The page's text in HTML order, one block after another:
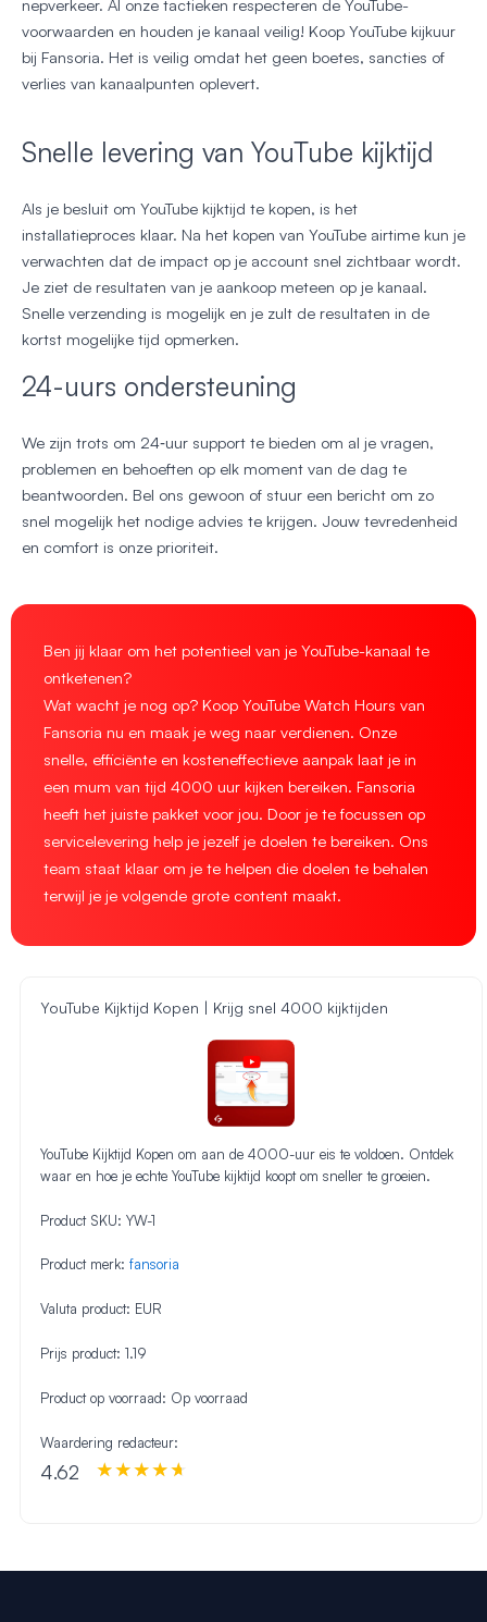
nepverkeer. Al onze tactieken respecteren de YouTube-
voorwaarden en houden je kanaal veilig! Koop YouTube kijkuur
bij Fansoria. Het is veilig omdat het geen boetes, sancties of
verlies van kanaalpunten oplevert.
Snelle levering van YouTube kijktijd
Als je besluit om YouTube kijktijd te kopen, is het
installatieproces klaar. Na het kopen van YouTube airtime kun je
verwachten dat de impact op je account snel zichtbaar wordt.
Je ziet de resultaten van je aankoop meteen op je kanaal.
Snelle verzending is mogelijk en je zult de resultaten in de
kortst mogelijke tijd opmerken.
24-uurs ondersteuning
We zijn trots om 24‑uur support te bieden om al je vragen,
problemen en behoeften op elk moment van de dag te
beantwoorden. Bel ons gewoon of stuur een bericht om zo
snel mogelijk het nodige advies te krijgen. Jouw tevredenheid
en comfort is onze prioriteit.
Ben jij klaar om het potentieel van je YouTube-kanaal te
ontketenen?
Wat wacht je nog op? Koop YouTube Watch Hours van
Fansoria nu en maak je weg naar verdienen. Onze
snelle, efficiënte en kosteneffectieve aanpak laat je in
een mum van tijd 4000 uur kijken bereiken. Fansoria
heeft het juiste pakket voor jou. Door je te focussen op
servicelevering help je jezelf je doelen te bereiken. Ons
team staat klaar om je te helpen die doelen te behalen
terwijl je je volgende grote content maakt.
YouTube Kijktijd Kopen | Krijg snel 4000 kijktijden
YouTube Kijktijd Kopen om aan de 4000-uur eis te voldoen. Ontdek
waar en hoe je echte YouTube kijktijd koopt om sneller te groeien.
Product SKU: YW-1
Product merk: fansoria
Valuta product: EUR
Prijs product: 1.19
Product op voorraad: Op voorraad
Waardering redacteur:
4.62